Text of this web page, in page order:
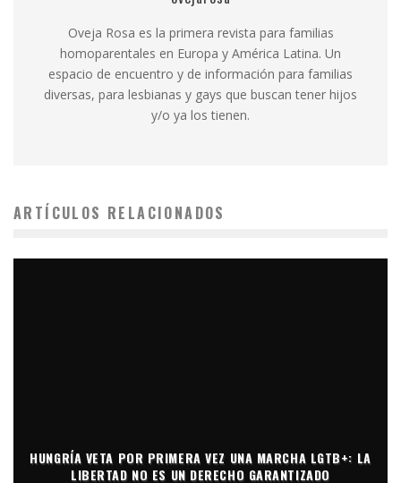
Oveja Rosa es la primera revista para familias
homoparentales en Europa y América Latina. Un
espacio de encuentro y de información para familias
diversas, para lesbianas y gays que buscan tener hijos
y/o ya los tienen.
ARTÍCULOS RELACIONADOS
HUNGRÍA VETA POR PRIMERA VEZ UNA MARCHA LGTB+: LA
LIBERTAD NO ES UN DERECHO GARANTIZADO